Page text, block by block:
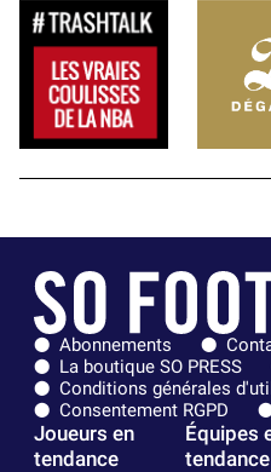
Abonnements
La boutique SO PRESS
Conditions générales
Consentement RGPD
Joueurs en
tendance
Équipes
tendance